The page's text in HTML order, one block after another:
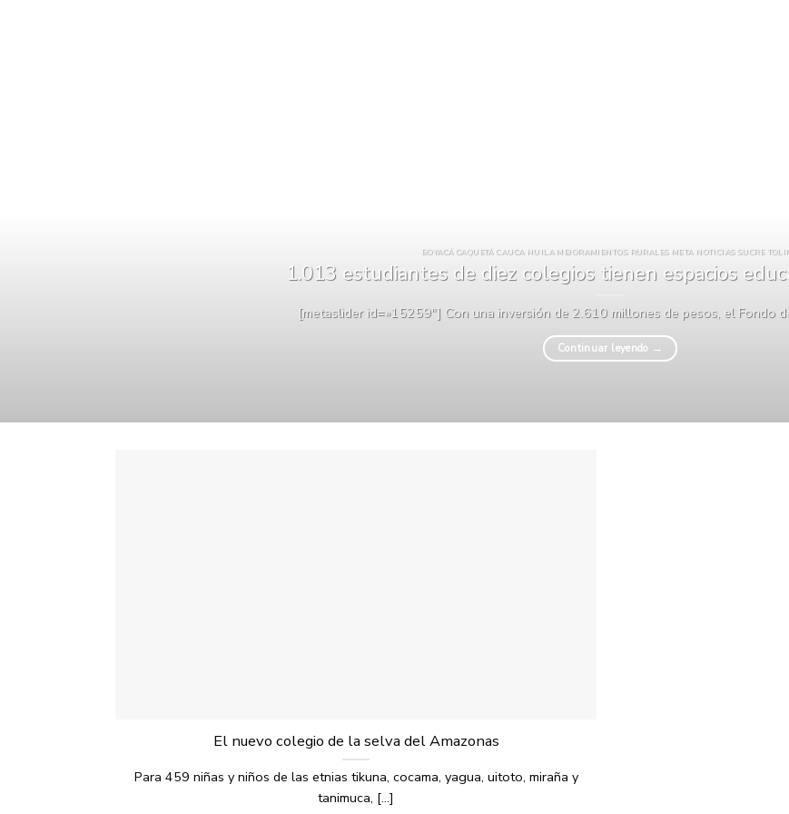
BOYACÁ CAQUETÁ CAUCA HUILA MEJORAMIENTOS RURALES META NOTICIAS SUCRE
1.013 estudiantes de diez colegios tienen espacios
[metaslider id=»15259″] Con una inversión de 2.610 millones de pesos, el Fondo
Continuar leyendo →
El nuevo colegio de la selva del Amazonas
Para 459 niñas y niños de las etnias tikuna, cocama, yagua, uitoto, miraña y
tanimuca, [...]